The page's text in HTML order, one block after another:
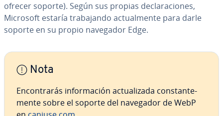
ofrecer soporte). Según sus propias de­cla­ra­cio­nes,
Microsoft estaría tra­ba­ja­n­do ac­tua­l­me­n­te para darle
soporte en su propio navegador Edge.
Nota
En­co­n­tra­rás in­fo­r­ma­ción ac­tua­li­za­da co­n­s­ta­n­te­
me­n­te sobre el soporte del navegador de WebP